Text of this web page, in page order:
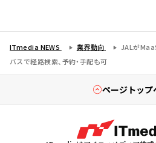
ITmedia NEWS 業界動向
JALが
バスで経路検索、予約・手配も可
ページトップ